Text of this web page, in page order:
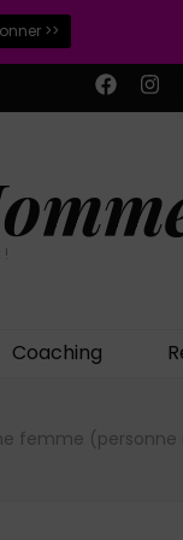
Coaching
femme (personne
>>